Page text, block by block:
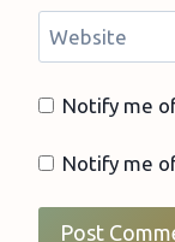
Website
Notify me
Notify me